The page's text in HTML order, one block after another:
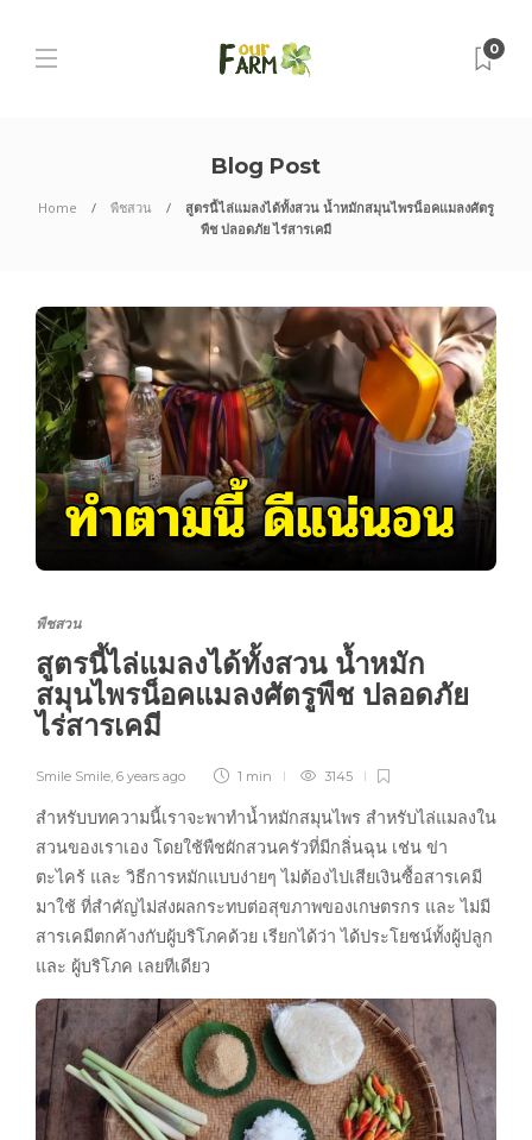
0
Blog Post
Home พืชสวน
สูตรนี้ไล่แมลงได้ทั้งสวน น้ำหมักสมุนไพรน็อคแมลงศัตรู
พืช ปลอดภัย ไร่สารเคมี
พืชสวน
สูตรนี้ไล่แมลงได้ทั้งสวน น้ำหมัก
สมุนไพรน็อคแมลงศัตรูพืช ปลอดภัย
ไร่สารเคมี
Smile Smile 6 years ago 1 min 3145
สำหรับบทความนี้เราจะพาทำน้ำหมักสมุนไพร สำหรับไล่แมลงใน
สวนของเราเอง โดยใช้พืชผักสวนครัวที่มีกลิ่นฉุน เช่น ข่า
ตะไคร้ และ วิธีการหมักแบบง่ายๆ ไม่ต้องไปเสียเงินซื้อสารเคมี
มาใช้ ที่สำคัญไม่ส่งผลกระทบต่อสุขภาพของเกษตรกร และ ไม่มี
สารเคมีตกค้างกับผู้บริโภคด้วย เรียกได้ว่า ได้ประโยชน์ทั้งผู้ปลูก
และ ผู้บริโภค เลยทีเดียว